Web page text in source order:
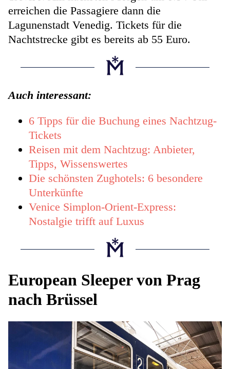
erreichen die Passagiere dann die
Lagunenstadt Venedig. Tickets für die
Nachtstrecke gibt es bereits ab 55 Euro.
Auch interessant:
6 Tipps für die Buchung eines Nachtzug-
Tickets
Reisen mit dem Nachtzug: Anbieter,
Tipps, Wissenswertes
Die schönsten Zughotels: 6 besondere
Unterkünfte
Venice Simplon-Orient-Express:
Nostalgie trifft auf Luxus
European Sleeper von Prag
nach Brüssel